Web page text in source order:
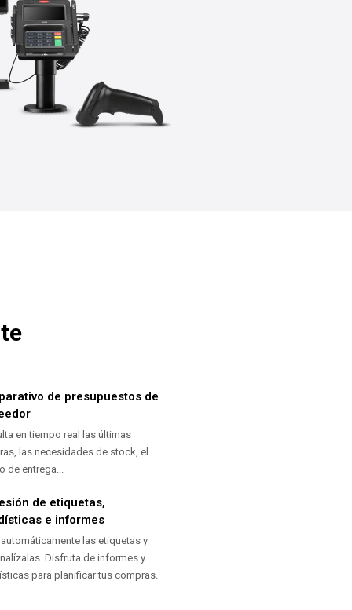
de presupuestos de
en tiempo real las últimas
las necesidades de stock, el
de entrega...
de etiquetas,
e informes
las etiquetas y
Disfruta de informes y
para planificar tus compras.